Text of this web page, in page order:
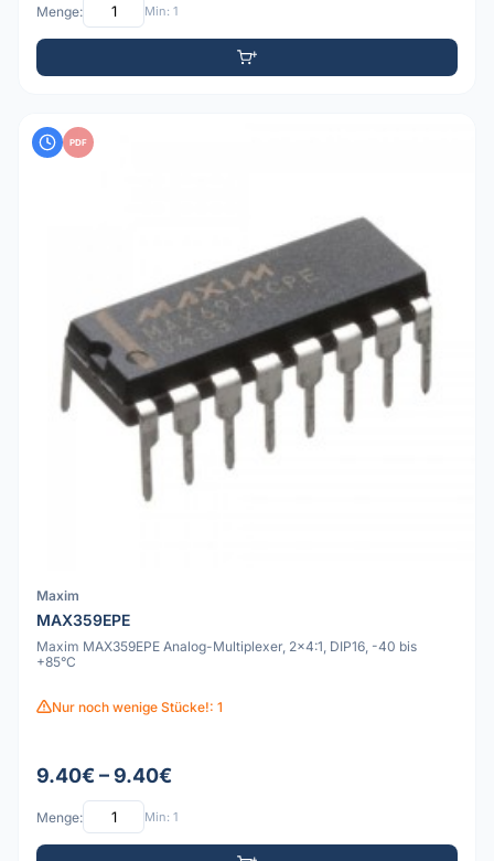
Menge: Min: 1
PDF
Maxim
MAX359EPE
Maxim MAX359EPE Analog-Multiplexer, 2x4:1, DIP16, -40 bis
+85°C
Nur noch wenige Stücke!: 1
9.40€ – 9.40€
Menge: Min: 1